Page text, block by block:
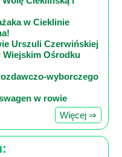
w Cieklinie
Urszuli Czerwińskiej
Ośrodku
wyborczego
w rowie
Więcej ⇒